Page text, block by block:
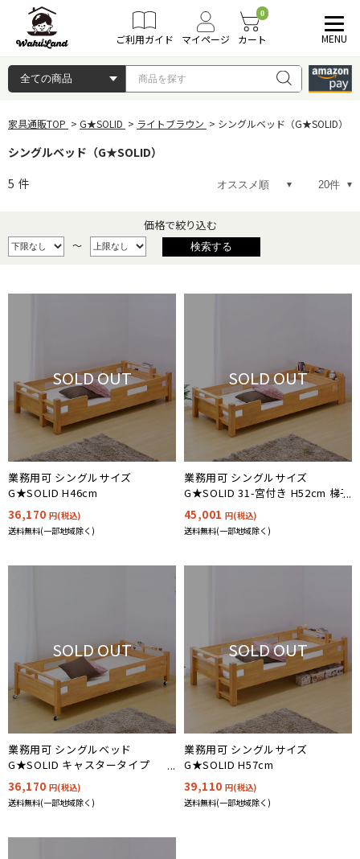
ご利用ガイド マイページ
0
カート MENU
家具通販TOP G★SOLID ライトブラウン シングルベッド（G★SOLID）
シングルベッド（G★SOLID）
5 件
価格で絞り込む
～
SOLD OUT
業務用可 シングルサイズ
G★SOLID H46cm
36,170 円(税込)
送料無料(一部地域除く)
SOLD OUT
業務用可 シングルサイズ
G★SOLID 31-宮付き H52cm 梯子
無
45,001 円(税込)
送料無料(一部地域除く)
SOLD OUT
業務用可 シングルベッド
G★SOLID キャスタータイプ
H54cm 梯子無
36,170 円(税込)
送料無料(一部地域除く)
SOLD OUT
業務用可 シングルサイズ
G★SOLID H57cm
39,110 円(税込)
送料無料(一部地域除く)